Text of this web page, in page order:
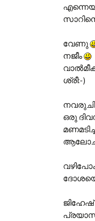
വേണു
നജീം
ശ്രീ:-)
ഒരു
ജിഹേഷ്